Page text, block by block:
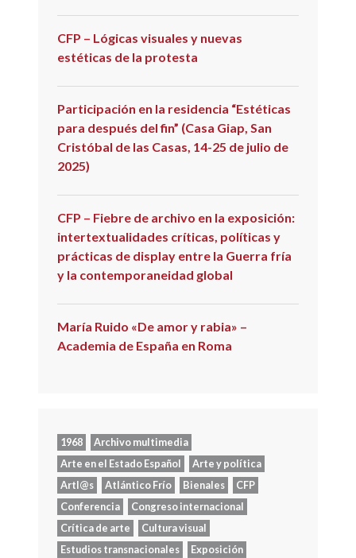
CFP – Lógicas visuales y nuevas
estéticas de la protesta
Participación en la residencia “Estéticas
para después del fin” (Casa Giap, San
Cristóbal de las Casas, 14-25 de julio de
2025)
CFP – Fiebre de archivo en la exposición:
intertextualidades críticas, políticas y
prácticas de display entre la Guerra fría
y la contemporaneidad global
María Ruido «De amor y rabia» –
Academia de España en Roma
1968
Archivo multimedia
Arte en el Estado Español
Arte y política
Artl@s
Atlántico Frío Bienales
CFP
Conferencia
Congreso internacional
Crítica de arte
Cultura visual
Estudios transnacionales
Exposición